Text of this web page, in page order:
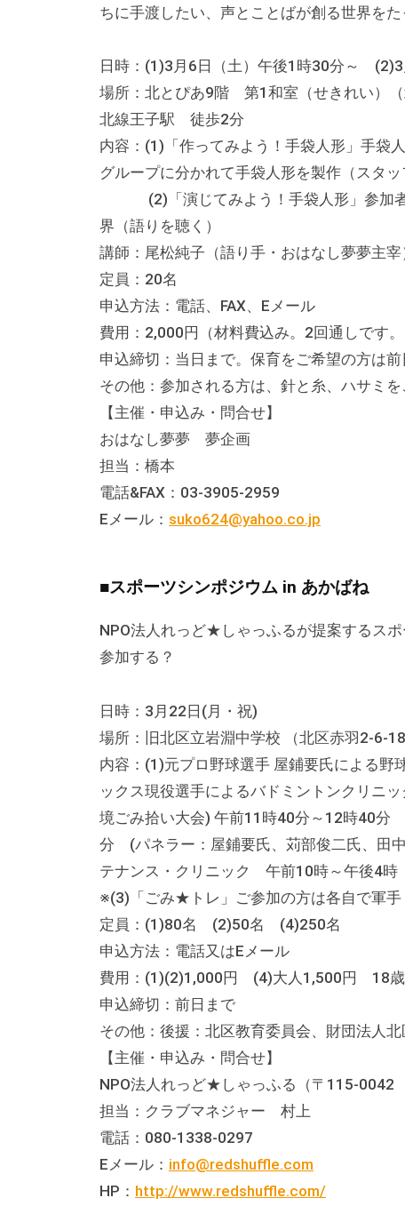
、
P
O
・
ボ
ラ
テ
ィ
ア
活
の
支
援
や
、
活
動
に
す
総
合
な
情
報
交
流
の
場
す
々
な
催
し
・
講
座
の
開
ちに手渡したい、声とことばが創る世界をた
日時：(1)3月6日（土）午後1時30分～
場所：北とぴあ9階 第1和室（せきれい）
北線王子駅 徒歩2分
内容：(1)「作ってみよう！手袋人形」手袋
グループに分かれて手袋人形を製作（スタッ
(2)「演じてみよう！手袋人形」参加者
界（語りを聴く）
講師：尾松純子（語り手・おはなし夢夢主宰
定員：20名
申込方法：電話、FAX、Eメール
費用：2,000円（材料費込み。2回通しです。
申込締切：当日まで。保育をご希望の方は前
その他：参加される方は、針と糸、ハサミを
【主催・申込み・問合せ】
おはなし夢夢 夢企画
担当：橋本
電話&FAX：03-3905-2959
Eメール： suko624@yahoo.co.jp
■スポーツシンポジウム in あかばね
NPO法人れっど★しゃっふるが提案するス
参加する？
日時：3月22日(月・祝)
場所：旧北区立岩淵中学校 （北区赤羽2-6-18
内容：(1)元プロ野球選手 屋鋪要氏による
ックス現役選手によるバドミントンクリ
境ごみ拾い大会) 午前11時40分～12時40
分 (パネラー：屋鋪要氏、苅部俊二氏、田
テナンス・クリニック 午前10時～午後4時
※(3)「ごみ★トレ」ご参加の方は各自で軍手
定員：(1)80名 (2)50名 (4)250名
申込方法：電話又はEメール
費用：(1)(2)1,000円 (4)大人1,500円 18歳
申込締切：前日まで
その他：後援：北区教育委員会、財団法人
【主催・申込み・問合せ】
NPO法人れっど★しゃっふる（〒115-0042
担当：クラブマネジャー 村上
電話：080-1338-0297
Eメール： info@redshuffle.com
HP： http://www.redshuffle.com/